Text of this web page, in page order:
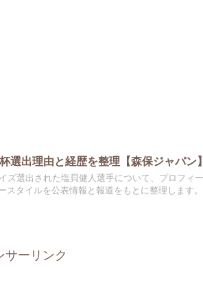
選出理由と経歴を整理【森保ジャパン】
ズ選出された塩貝健人選手について、プロフィ
スタイルを公表情報と報道をもとに整理します。
サーリンク